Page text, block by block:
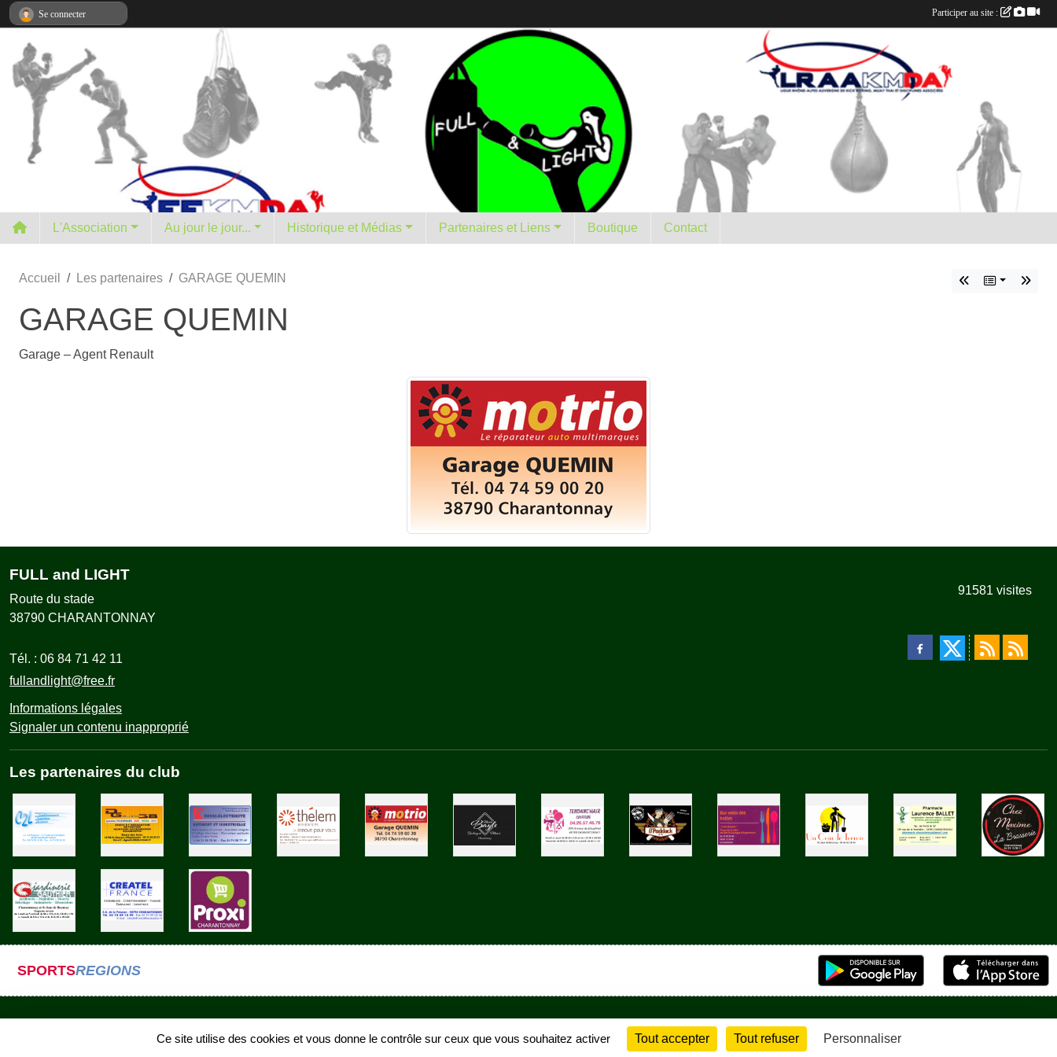
L'Association Au jour le jour... Historique et Médias Partenaires et Liens Boutique Contact
Accueil Les partenaires GARAGE QUEMIN
GARAGE QUEMIN
Garage – Agent Renault
FULL and LIGHT
Route du stade
38790 CHARANTONNAY
Tél. : 06 84 71 42 11
fullandlight@free.fr
Informations légales
Signaler un contenu inapproprié
91581 visites
Les partenaires du club
SPORTSREGIONS
Gestion des cookies
Se connecter Participer au site :
Panneau de gestion des cookies
Ce site utilise des cookies et vous donne le contrôle sur ceux que vous souhaitez activer Tout accepter Tout refuser Personnaliser